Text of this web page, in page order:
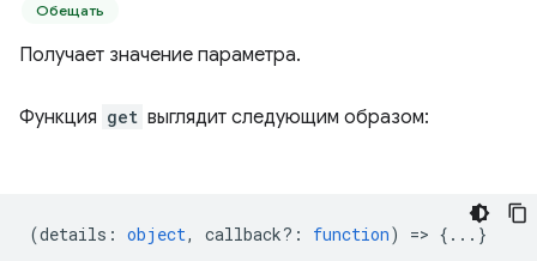
Обещать
Получает значение параметра.
Функция get выглядит следующим образом:
(details : object, callback? : function) => {...}